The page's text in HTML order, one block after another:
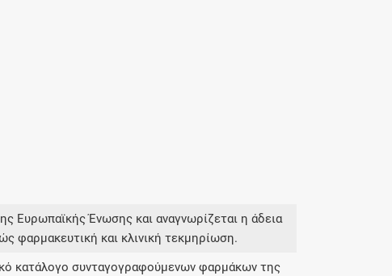
Ευρωπαϊκής Ένωσης και αναγνωρίζεται η άδεια
φαρμακευτική και κλινική τεκμηρίωση.
κατάλογο συνταγογραφούμενων φαρμάκων της